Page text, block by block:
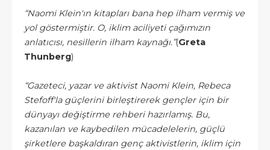
“Naomi Klein'ın kitapları bana hep ilham vermiş ve
yol göstermiştir. O, iklim aciliyeti çağımızın
anlatıcısı, nesillerin ilham kaynağı.”(Greta
Thunberg)
“Gazeteci, yazar ve aktivist Naomi Klein, Rebeca
Stefoff'la güçlerini birleştirerek gençler için bir
dünyayı değiştirme rehberi hazırlamış. Bu,
kazanılan ve kaybedilen mücadelelerin, güçlü
şirketlere başkaldıran genç aktivistlerin, iklim için